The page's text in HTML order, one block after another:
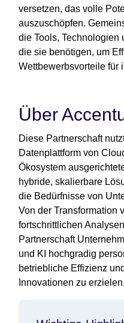
versetzen, das volle
auszuschöpfen.
die Tools, Technologien
die sie benötigen, um
Wettbewerbsvorteile für
Über
Diese Partnerschaft
Datenplattform von
Ökosystem
hybride, skalierbare
die Bedürfnisse von
Von der Transformation
fortschrittlichen
Partnerschaft
und KI hochgradig
betriebliche Effizienz
Innovationen zu erzielen.